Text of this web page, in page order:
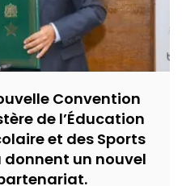
Convention
de l’Éducation
et des Sports
donnent un nouvel